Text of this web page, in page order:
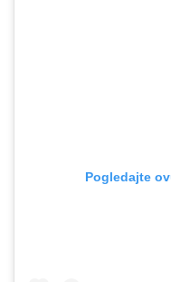
Pogledajte